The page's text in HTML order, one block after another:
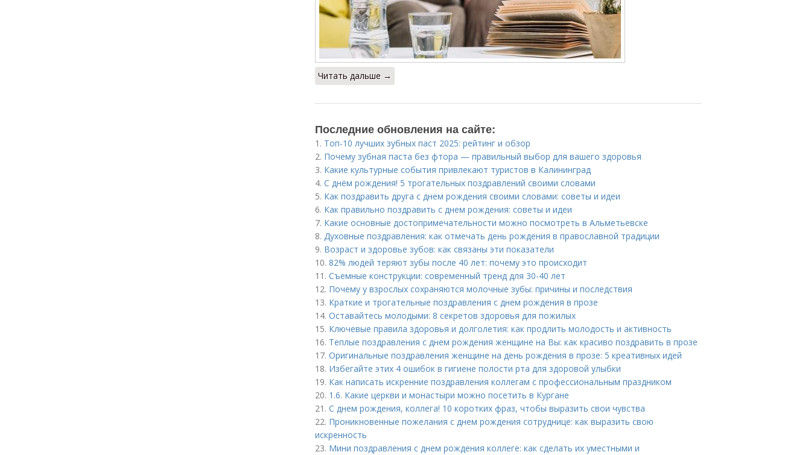
Читать дальше →
Последние обновления на сайте:
1. Топ-10 лучших зубных паст 2025: рейтинг и обзор
2. Почему зубная паста без фтора — правильный выбор для вашего здоровья
3. Какие культурные события привлекают туристов в Калининград
4. С днём рождения! 5 трогательных поздравлений своими словами
5. Как поздравить друга с днем рождения своими словами: советы и идеи
6. Как правильно поздравить с днем рождения: советы и идеи
7. Какие основные достопримечательности можно посмотреть в Альметьевске
8. Духовные поздравления: как отмечать день рождения в православной традиции
9. Возраст и здоровье зубов: как связаны эти показатели
10. 82% людей теряют зубы после 40 лет: почему это происходит
11. Съемные конструкции: современный тренд для 30-40 лет
12. Почему у взрослых сохраняются молочные зубы: причины и последствия
13. Краткие и трогательные поздравления с днем рождения в прозе
14. Оставайтесь молодыми: 8 секретов здоровья для пожилых
15. Ключевые правила здоровья и долголетия: как продлить молодость и активность
16. Теплые поздравления с днем рождения женщине на Вы: как красиво поздравить в прозе
17. Оригинальные поздравления женщине на день рождения в прозе: 5 креативных идей
18. Избегайте этих 4 ошибок в гигиене полости рта для здоровой улыбки
19. Как написать искренние поздравления коллегам с профессиональным праздником
20. 1.6. Какие церкви и монастыри можно посетить в Кургане
21. С днем рождения, коллега! 10 коротких фраз, чтобы выразить свои чувства
22. Проникновенные пожелания с днем рождения сотруднице: как выразить свою
искренность
23. Мини поздравления с днем рождения коллеге: как сделать их уместными и